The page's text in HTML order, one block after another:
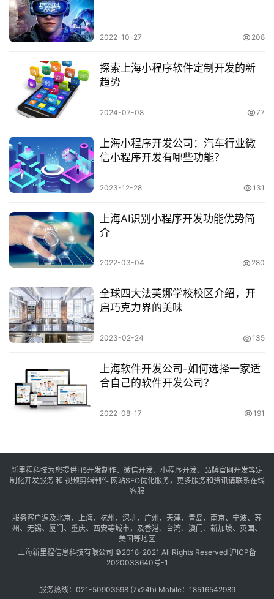
2022-10-27 208
探索上海小程序软件定制开发的新
趋势
2024-07-08 77
上海小程序开发公司：汽车行业微
信小程序开发有哪些功能？
2023-12-28 131
上海AI识别小程序开发功能优势简
介
2022-03-04 280
全球四大法芙娜学校校区介绍，开
启巧克力界的美味
2023-02-24 135
上海软件开发公司-如何选择一家适
合自己的软件开发公司？
2022-08-17 191
新里程科技为您提供H5开发制作、微信开发、小程序开发、品牌官网开发等定
制化开发服务 和 视频剪辑制作 网站SEO优化服务，更多服务和资讯请联系在线
客服
服务客户遍及北京、 上海、 杭州 、 深圳 、 广州 、 天津、 青岛、 南京、 宁波、 苏
州 、 无锡、 厦门 、 重庆、 西安等城市，及香港、 台湾、 澳门 、 新加坡、 英国 、
美国等地区
上海新里程信息科技有限公司 ©2018-2021 All Rights Reserved 沪ICP备
2020033640号-1
服务热线：021-50903598 (7x24h) Mobile：18516542989